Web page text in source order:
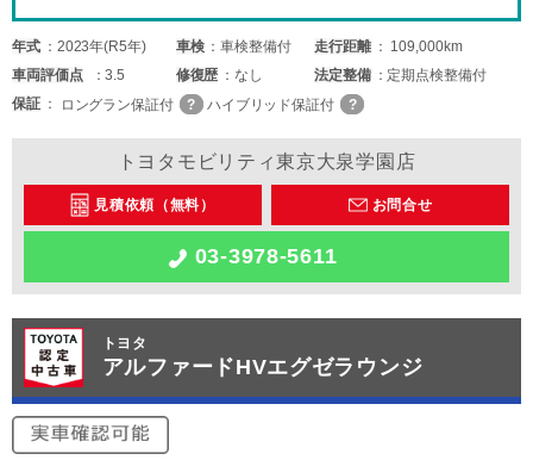
年式 2023年(R5年) 車検 車検整備付 走行距離
109,000km
車両評価点 3.5 修復歴 なし 法定整備
定期点検整備付
保証
ロングラン保証付 ハイブリッド保証付
トヨタモビリティ東京大泉学園店
見積依頼（無料） お問合せ
03-3978-5611
トヨタ
アルファードHVエグゼラウンジ